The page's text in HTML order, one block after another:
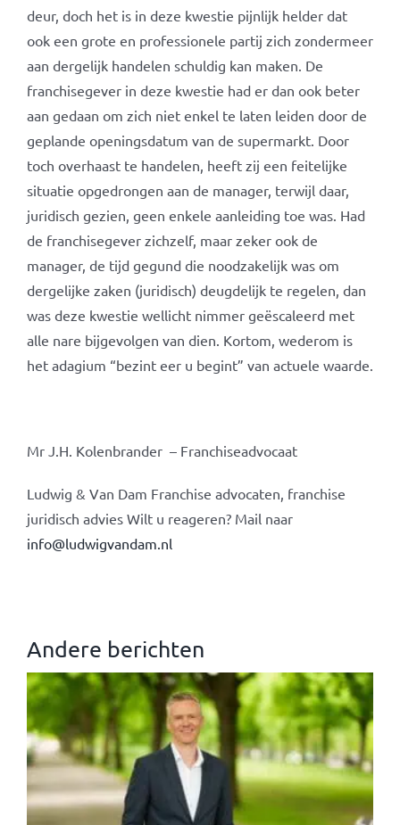
deur, doch het is in deze kwestie pijnlijk helder dat
ook een grote en professionele partij zich zondermeer
aan dergelijk handelen schuldig kan maken. De
franchisegever in deze kwestie had er dan ook beter
aan gedaan om zich niet enkel te laten leiden door de
geplande openingsdatum van de supermarkt. Door
toch overhaast te handelen, heeft zij een feitelijke
situatie opgedrongen aan de manager, terwijl daar,
juridisch gezien, geen enkele aanleiding toe was. Had
de franchisegever zichzelf, maar zeker ook de
manager, de tijd gegund die noodzakelijk was om
dergelijke zaken (juridisch) deugdelijk te regelen, dan
was deze kwestie wellicht nimmer geëscaleerd met
alle nare bijgevolgen van dien. Kortom, wederom is
het adagium “bezint eer u begint” van actuele waarde.
Mr J.H. Kolenbrander – Franchiseadvocaat
Ludwig & Van Dam Franchise advocaten, franchise
juridisch advies Wilt u reageren? Mail naar
info@ludwigvandam.nl
Andere berichten